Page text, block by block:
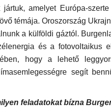
amelyet Európa-
témája. Oroszország
a külföldi gáztól.
és a fotovoltaikus
hogy a lehető
segít
feladatokat bízna